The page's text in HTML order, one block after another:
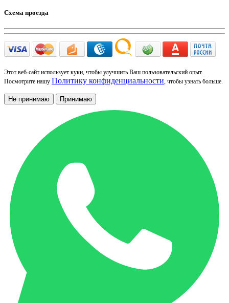
Схема проезда
Этот веб-сайт использует куки, чтобы улучшить Ваш пользовательский опыт.
Посмотрите нашу Политику конфиденциальности, чтобы узнать больше.
Не принимаю Принимаю